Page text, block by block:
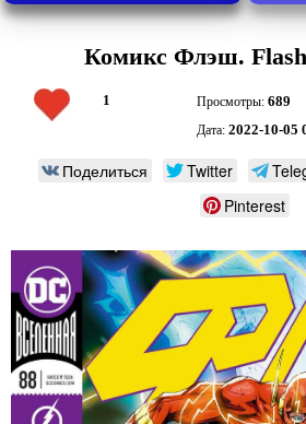
Комикс Флэш.
1 Просмотры: 689
Дата: 2022-10-05
Поделиться Twitter
Pinterest